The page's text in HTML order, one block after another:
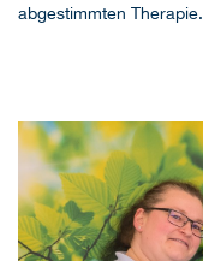
abgestimmten Therapie.